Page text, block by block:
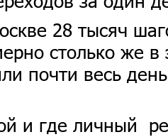
28 тысяч
столько же в
почти весь
и где личный